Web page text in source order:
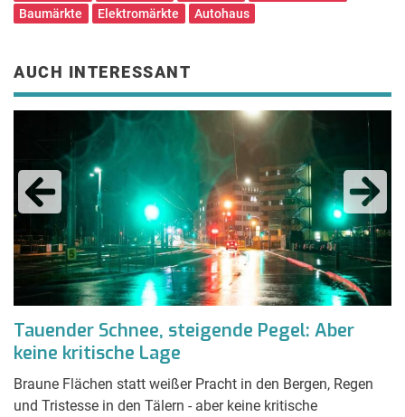
Baumärkte
Elektromärkte Autohaus
AUCH INTERESSANT
Tauender Schnee, steigende Pegel: Aber
keine kritische Lage
Braune Flächen statt weißer Pracht in den Bergen, Regen
und Tristesse in den Tälern - aber keine kritische